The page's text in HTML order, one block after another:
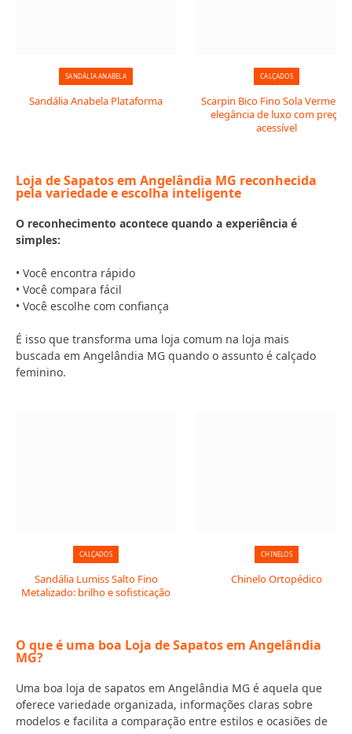
SANDÁLIA ANABELA
Sandália Anabela Plataforma
CALÇADOS
Scarpin Bico Fino Sola Vermelha:
elegância de luxo com preço
acessível
Loja de Sapatos em Angelândia MG reconhecida
pela variedade e escolha inteligente
O reconhecimento acontece quando a experiência é
simples:
• Você encontra rápido
• Você compara fácil
• Você escolhe com confiança
É isso que transforma uma loja comum na loja mais
buscada em Angelândia MG quando o assunto é calçado
feminino.
CALÇADOS
Sandália Lumiss Salto Fino
Metalizado: brilho e sofisticação
CHINELOS
Chinelo Ortopédico
O que é uma boa Loja de Sapatos em Angelândia
MG?
Uma boa loja de sapatos em Angelândia MG é aquela que
oferece variedade organizada, informações claras sobre
modelos e facilita a comparação entre estilos e ocasiões de